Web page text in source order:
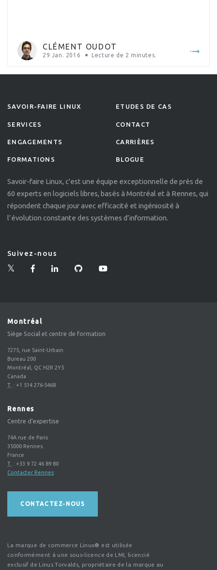
CLÉMENT OUDOT
29 Jan. 2016 Lecture de 2 minutes.
SAVOIR-FAIRE LINUX
SERVICES
ENGAGEMENTS
FORMATIONS
ETUDES DE CAS
CONTACT
CARRIÈRES
BLOGUE
Savoir-faire Linux, c'est une équipe exceptionnelle de près de
60 experts en logiciels libres, basés à Montréal et à Rennes, qui
répondent chaque jour avec efficacité et ingéniosité à
l’évolution constante des systèmes d’information.
Suivez-nous
Montréal
Siège Social et centre de formation
7275, rue Saint-Urbain
Bureau 200
Montréal, QC H2R 2Y5
Canada
T. : +1 514 276-5468
Rennes
Centre d'expertise
74A rue de Paris
35000 Rennes
France
T. : +33 9 72 46 89 80
Contacter Rennes
CONTACTEZ-NOUS
La marque de commerce Linux® est utilisée
conformément à une sous-licence de LMI, licencié
exclusif de Linus Torvalds, propriétaire de la marque au